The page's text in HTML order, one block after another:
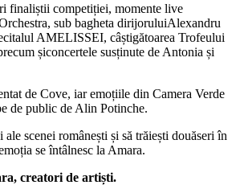
finaliștii competiției, momente live
sub bagheta dirijoruluiAlexandru
AMELISSEI, câștigătoarea Trofeului
șiconcertele susținute de Antonia și
de Cove, iar emoțiile din Camera Verde
de public de Alin Potinche.
scenei românești și să trăiești douăseri în
se întâlnesc la Amara.
creatori de artiști.